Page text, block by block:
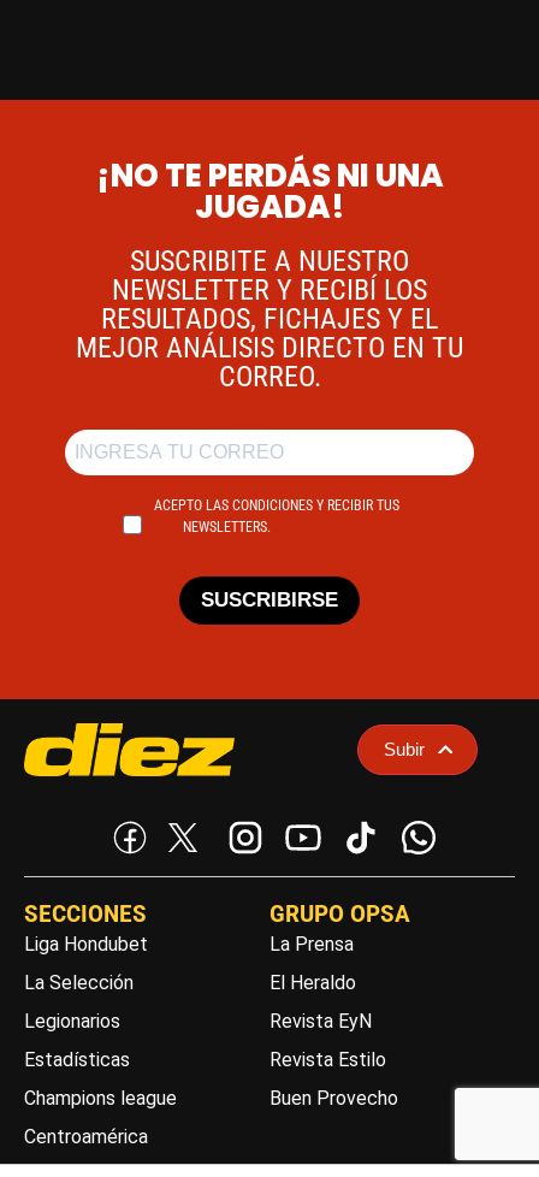
¡NO TE PERDÁS NI UNA
JUGADA!
SUSCRIBITE A NUESTRO
NEWSLETTER Y RECIBÍ LOS
RESULTADOS, FICHAJES Y EL
MEJOR ANÁLISIS DIRECTO EN TU
CORREO.
ACEPTO LAS CONDICIONES Y RECIBIR TUS
NEWSLETTERS.
SUSCRIBIRSE
Subir
SECCIONES
Liga Hondubet
La Selección
Legionarios
Estadísticas
Champions league
Centroamérica
GRUPO OPSA
La Prensa
El Heraldo
Revista EyN
Revista Estilo
Buen Provecho